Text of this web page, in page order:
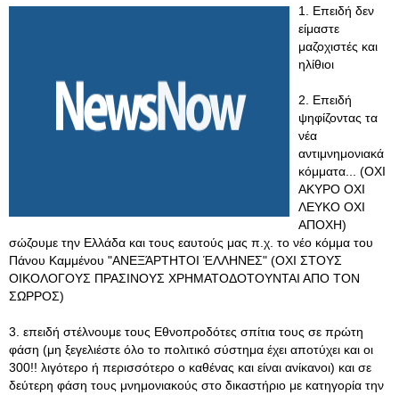
1. Επειδή δεν
είμαστε
μαζοχιστές και
ηλίθιοι
2. Επειδή
ψηφίζοντας τα
νέα
αντιμνημονιακά
κόμματα... (ΟΧΙ
ΑΚΥΡΟ ΟΧΙ
ΛΕΥΚΟ ΟΧΙ
ΑΠΟΧΗ)
σώζουμε την Ελλάδα και τους εαυτούς μας π.χ. το νέο κόμμα του
Πάνου Καμμένου "ΑΝΕΞΆΡΤΗΤΟΙ ΈΛΛΗΝΕΣ" (ΟΧΙ ΣΤΟΥΣ
ΟΙΚΟΛΟΓΟΥΣ ΠΡΑΣΙΝΟΥΣ ΧΡΗΜΑΤΟΔΟΤΟΥΝΤΑΙ ΑΠΟ ΤΟΝ
ΣΩΡΡΟΣ)
3. επειδή στέλνουμε τους Εθνοπροδότες σπίτια τους σε πρώτη
φάση (μη ξεγελιέστε όλο το πολιτικό σύστημα έχει αποτύχει και οι
300!! λιγότερο ή περισσότερο ο καθένας και είναι ανίκανοι) και σε
δεύτερη φάση τους μνημονιακούς στο δικαστήριο με κατηγορία την